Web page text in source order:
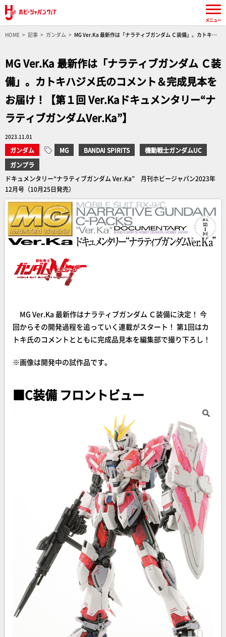
HOME 記事 ガンダム
MG Ver.Ka 最新作は「ナラティブガンダム Ｃ装備」。カトキハ
MG Ver.Ka 最新作は「ナラティブガンダム Ｃ装
備」。カトキハジメ氏のコメント＆完成見本を
お届け！【第１回 Ver.Kaドキュメンタリー“ナ
ラティブガンダムVer.Ka”】
2023.11.01
ガンダム MG BANDAI SPIRITS
機動戦士ガンダムUC
ガンプラ
ドキュメンタリー“ナラティブガンダム Ver.Ka” 月刊ホビージャパン2023年
12月号（10月25日発売）
MG Ver.Ka 最新作はナラティブガンダム Ｃ装備に決定！ 今
回からその開発過程を追っていく連載がスタート！ 第1回はカ
トキ氏のコメントとともに完成品見本を編集部で撮り下ろし！
※画像は開発中の試作品です。
■C装備 フロントビュー
メニュー